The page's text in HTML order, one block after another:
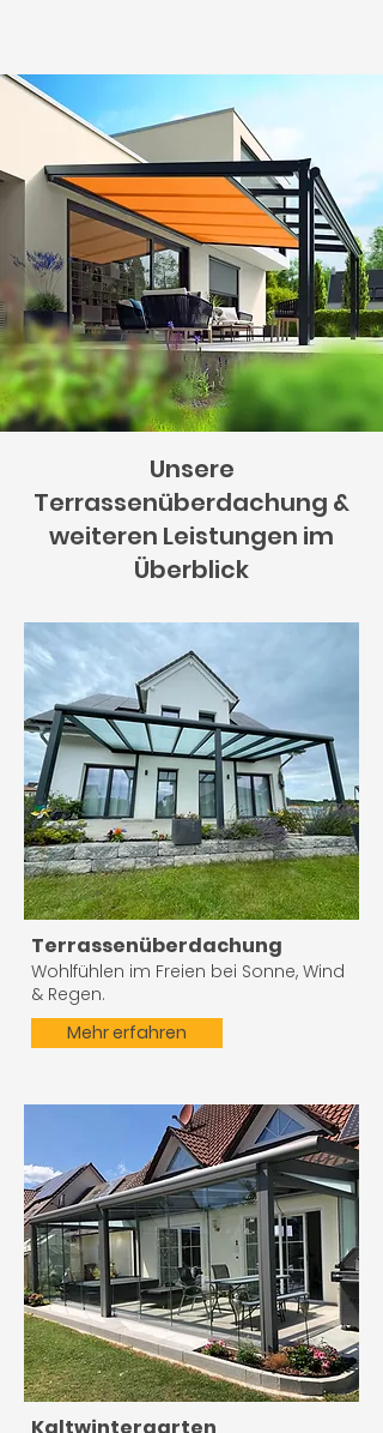
Unsere
Terrassenüberdachung &
weiteren Leistungen im
Überblick
Terrassenüberdachung
Wohlfühlen im Freien bei Sonne, Wind
& Regen.
Mehr erfahren